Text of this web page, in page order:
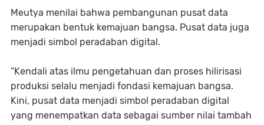
Meutya menilai bahwa pembangunan pusat data
merupakan bentuk kemajuan bangsa. Pusat data juga
menjadi simbol peradaban digital.
“Kendali atas ilmu pengetahuan dan proses hilirisasi
produksi selalu menjadi fondasi kemajuan bangsa.
Kini, pusat data menjadi simbol peradaban digital
yang menempatkan data sebagai sumber nilai tambah